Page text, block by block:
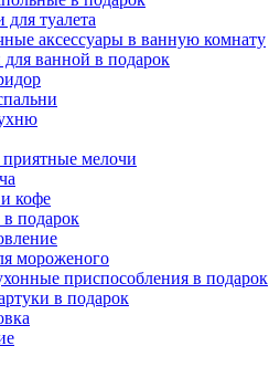
туалета
аксессуары в ванную комнату
ванной в подарок
мелочи
кофе
подарок
мороженого
приспособления в подарок
в подарок